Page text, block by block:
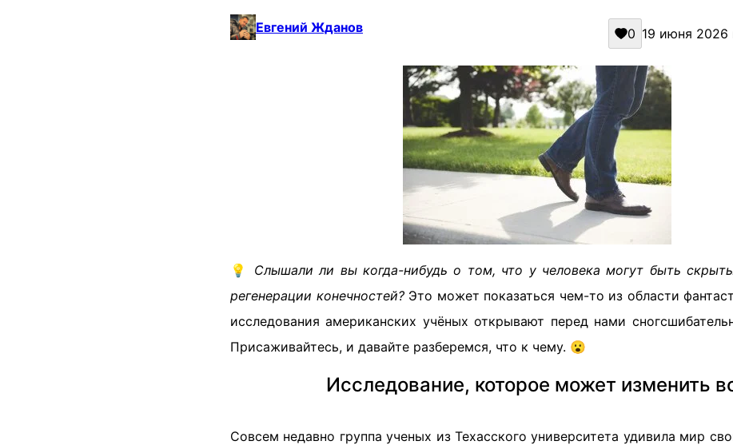
Евгений Жданов 0 19 июня 2026
💡 Слышали ли вы когда-нибудь о том, что у человека могут быть
регенерации конечностей?Это может показаться чем-то из области
исследования американских учёных открывают перед нами
Присаживайтесь, и давайте разберемся, что к чему. 😮
Исследование, которое может изменить
Совсем недавно группа ученых из Техасского университета удивила мир